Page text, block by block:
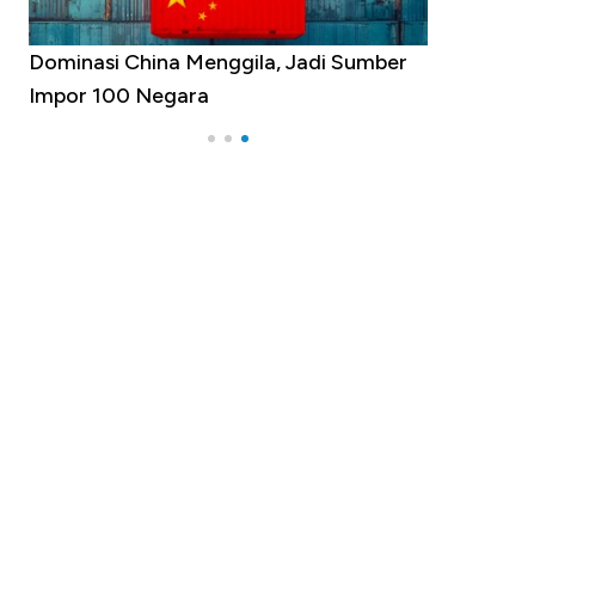
Dominasi China Menggila, Jadi Sumber
Impor 100 Negara